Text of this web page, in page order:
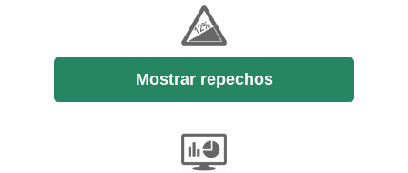
Mostrar repechos